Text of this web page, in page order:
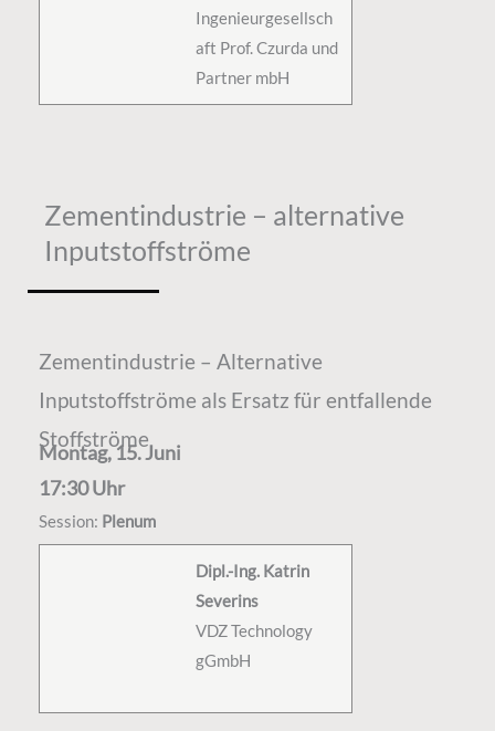
Ingenieurgesellsch
aft Prof. Czurda und
Partner mbH
Zementindustrie – alternative
Inputstoffströme
Zementindustrie – Alternative
Inputstoffströme als Ersatz für entfallende
Stoffströme
Dipl.-Ing. Katrin
Severins
VDZ Technology
gGmbH
Montag, 15. Juni
17:30 Uhr
Session: Plenum